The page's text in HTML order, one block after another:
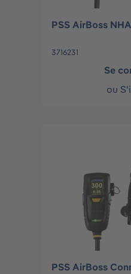
PSS AirBoss
3716231
Se
ou
PSS AirBoss